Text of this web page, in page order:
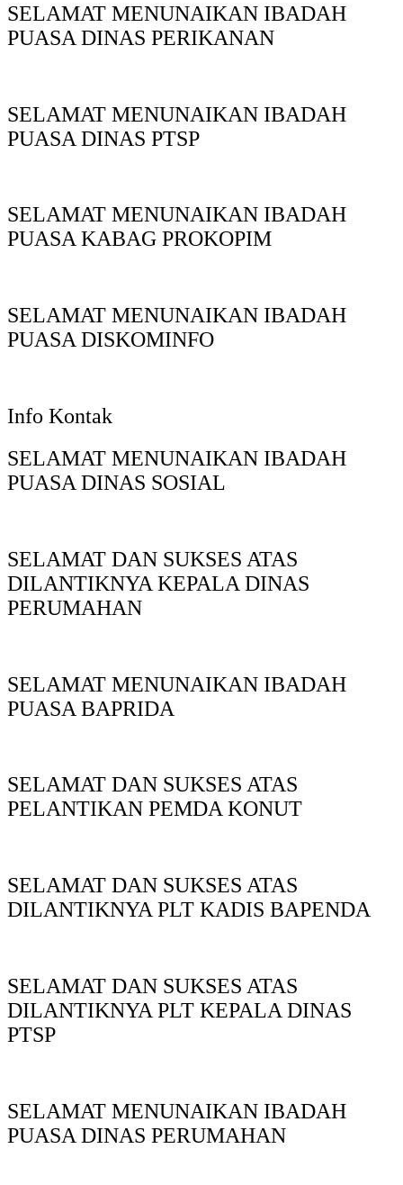
SELAMAT MENUNAIKAN IBADAH
PUASA DINAS PERIKANAN
SELAMAT MENUNAIKAN IBADAH
PUASA DINAS PTSP
SELAMAT MENUNAIKAN IBADAH
PUASA KABAG PROKOPIM
SELAMAT MENUNAIKAN IBADAH
PUASA DISKOMINFO
Info Kontak
SELAMAT MENUNAIKAN IBADAH
PUASA DINAS SOSIAL
SELAMAT DAN SUKSES ATAS
DILANTIKNYA KEPALA DINAS
PERUMAHAN
SELAMAT MENUNAIKAN IBADAH
PUASA BAPRIDA
SELAMAT DAN SUKSES ATAS
PELANTIKAN PEMDA KONUT
SELAMAT DAN SUKSES ATAS
DILANTIKNYA PLT KADIS BAPENDA
SELAMAT DAN SUKSES ATAS
DILANTIKNYA PLT KEPALA DINAS
PTSP
SELAMAT MENUNAIKAN IBADAH
PUASA DINAS PERUMAHAN